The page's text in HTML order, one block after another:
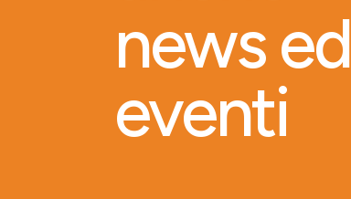
news ed
eventi